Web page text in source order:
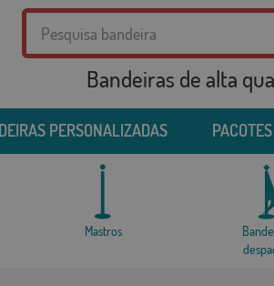
Bandeiras de alta
PERSONALIZADAS PACOTES
Mastros